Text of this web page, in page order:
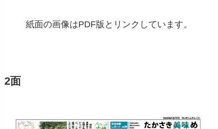
紙面の画像はPDF版とリンクしています。
2面